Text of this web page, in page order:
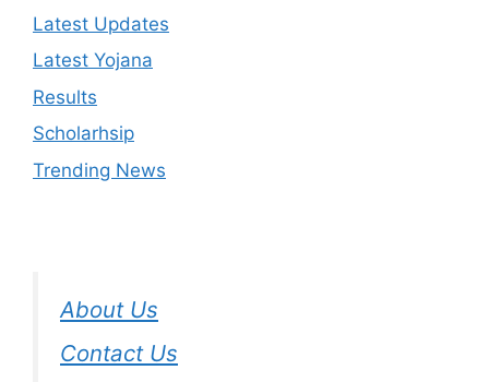
Latest Updates
Latest Yojana
Results
Scholarhsip
Trending News
About Us
Contact Us